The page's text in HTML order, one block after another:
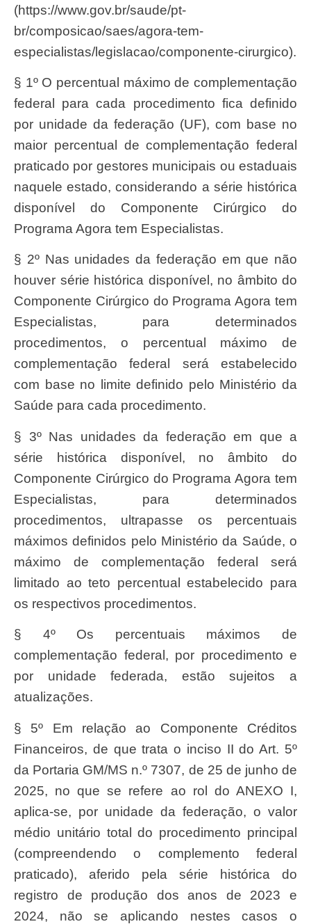
(https://www.gov.br/saude/pt-
br/composicao/saes/agora-tem-
especialistas/legislacao/componente-cirurgico).
§ 1º O percentual máximo de complementação
federal para cada procedimento fica definido
por unidade da federação (UF), com base no
maior percentual de complementação federal
praticado por gestores municipais ou estaduais
naquele estado, considerando a série histórica
disponível do Componente Cirúrgico do
Programa Agora tem Especialistas.
§ 2º Nas unidades da federação em que não
houver série histórica disponível, no âmbito do
Componente Cirúrgico do Programa Agora tem
Especialistas, para determinados
procedimentos, o percentual máximo de
complementação federal será estabelecido
com base no limite definido pelo Ministério da
Saúde para cada procedimento.
§ 3º Nas unidades da federação em que a
série histórica disponível, no âmbito do
Componente Cirúrgico do Programa Agora tem
Especialistas, para determinados
procedimentos, ultrapasse os percentuais
máximos definidos pelo Ministério da Saúde, o
máximo de complementação federal será
limitado ao teto percentual estabelecido para
os respectivos procedimentos.
§ 4º Os percentuais máximos de
complementação federal, por procedimento e
por unidade federada, estão sujeitos a
atualizações.
§ 5º Em relação ao Componente Créditos
Financeiros, de que trata o inciso II do Art. 5º
da Portaria GM/MS n.º 7307, de 25 de junho de
2025, no que se refere ao rol do ANEXO I,
aplica-se, por unidade da federação, o valor
médio unitário total do procedimento principal
(compreendendo o complemento federal
praticado), aferido pela série histórica do
registro de produção dos anos de 2023 e
2024, não se aplicando nestes casos o